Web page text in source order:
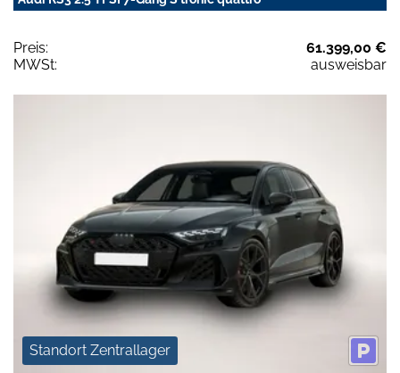
Preis:
61.399,00 €
MWSt:
ausweisbar
Standort Zentrallager